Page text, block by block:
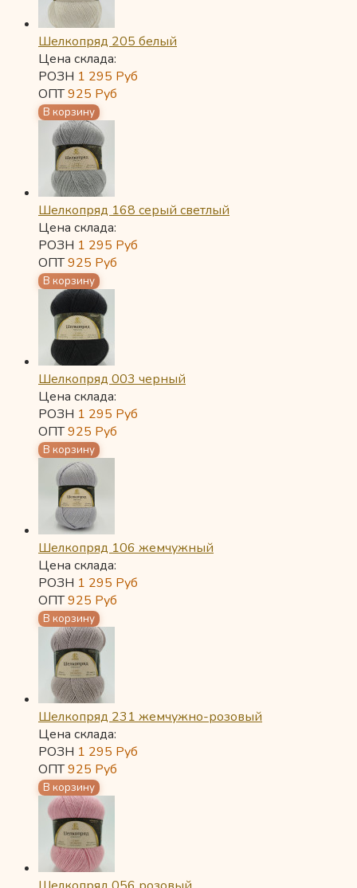
Шелкопряд 205 белый
Цена склада:
РОЗН 1 295 Руб
ОПТ925 Руб
Шелкопряд 168 серый светлый
Цена склада:
РОЗН 1 295 Руб
ОПТ925 Руб
Шелкопряд 003 черный
Цена склада:
РОЗН 1 295 Руб
ОПТ925 Руб
Шелкопряд 106 жемчужный
Цена склада:
РОЗН 1 295 Руб
ОПТ925 Руб
Шелкопряд 231 жемчужно-розовый
Цена склада:
РОЗН 1 295 Руб
ОПТ925 Руб